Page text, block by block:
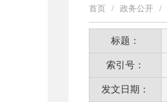
首页 / 政务公开 /
标题：
索引号：
发文日期：